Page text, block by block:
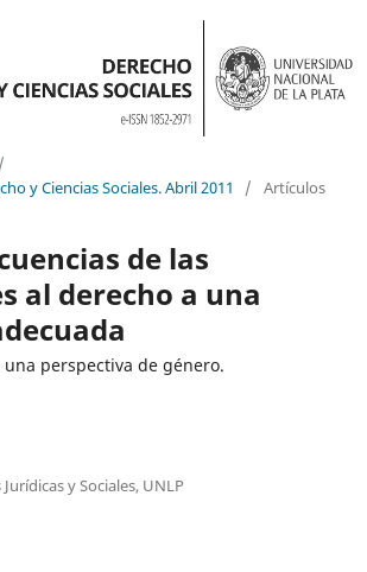
/
y Ciencias Sociales. Abril 2011
/ Artículos
de las
al derecho a una
perspectiva de género.
y Sociales, UNLP